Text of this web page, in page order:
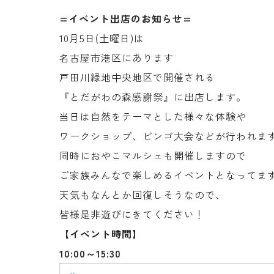
=イベント出店のお知らせ=
10月5日(土曜日)は
名古屋市港区にあります
戸田川緑地中央地区で開催される
『とだがわの森感謝祭』に出店します。
当日は自然をテーマとした様々な体験や
ワークショップ、ビンゴ大会などが行われま
同時におやこマルシェも開催しますので
ご家族みんなで楽しめるイベントとなってます
天気もなんとか回復しそうなので、
皆様是非遊びにきてください！
【イベント時間】
10:00～15:30